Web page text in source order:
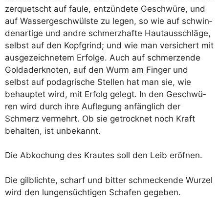
zer­quetscht auf fau­le, ent­zün­de­te Geschwü­re, und
auf Was­ser­ge­schwüls­te zu legen, so wie auf schwin­
den­ar­ti­ge und and­re schmerz­haf­te Haut­aus­schlä­ge,
selbst auf den Kopf­grind; und wie man ver­si­chert mit
aus­ge­zeich­ne­tem Erfol­ge. Auch auf schmer­zen­de
Gold­ader­kno­ten, auf den Wurm am Fin­ger und
selbst auf podagri­sche Stel­len hat man sie, wie
behaup­tet wird, mit Erfolg gelegt. In den Geschwü­
ren wird durch ihre Auf­le­gung anfäng­lich der
Schmerz ver­mehrt. Ob sie getrock­net noch Kraft
behal­ten, ist unbekannt.
Die Abko­chung des Krau­tes soll den Leib eröfnen.
Die gilb­lich­te, scharf und bit­ter schme­cken­de Wur­zel
wird den lun­gen­süch­ti­gen Scha­fen gegeben.